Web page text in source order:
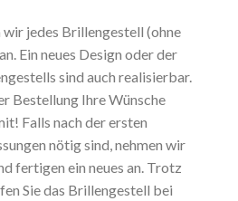
jedes Brillengestell (ohne
Ein neues Design oder der
sind auch realisierbar.
Bestellung Ihre Wünsche
Falls nach der ersten
nötig sind, nehmen wir
fertigen ein neues an. Trotz
Sie das Brillengestell bei